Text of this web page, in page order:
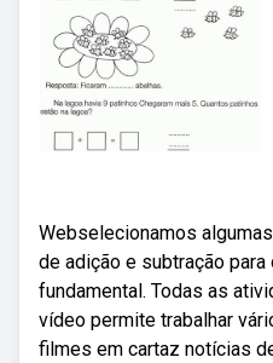
Webselecionamos
de adição e subtração para
fundamental. Todas as
vídeo permite trabalhar
filmes em cartaz notícias